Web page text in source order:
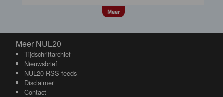
Meer
Meer NUL20
Meer NUL20
Tijdschriftarchief
Nieuwsbrief
NUL20 RSS-feeds
Disclaimer
Contact